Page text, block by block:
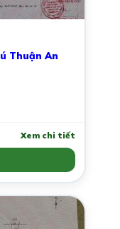
Thuận An
Xem chi tiết